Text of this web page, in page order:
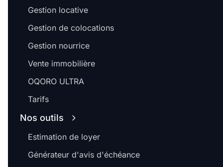
Gestion locative
Gestion de colocations
Gestion nourrice
Vente immobilière
OQORO ULTRA
Tarifs
Nos outils
Estimation de loyer
Générateur d'avis d'échéance